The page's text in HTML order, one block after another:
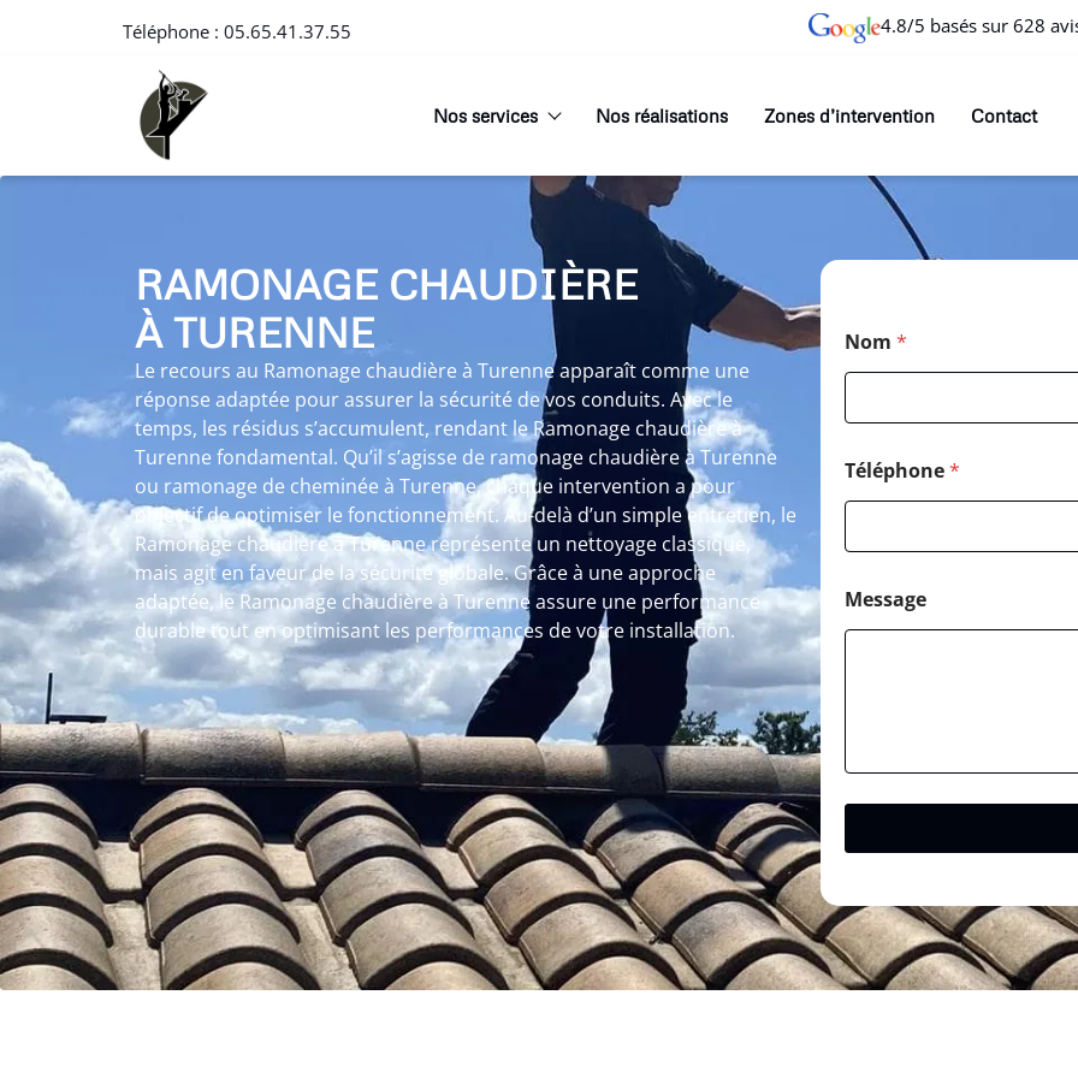
Téléphone : 05.65.41.37.55 4.8/5 basés sur 628
Nos services Nos réalisations Zones d’intervention Contact
RAMONAGE CHAUDIÈRE
À TURENNE
Le recours au Ramonage chaudière à Turenne apparaît comme une
réponse adaptée pour assurer la sécurité de vos conduits. Avec le
temps, les résidus s’accumulent, rendant le Ramonage chaudière à
Turenne fondamental. Qu’il s’agisse de ramonage chaudière à Turenne
ou ramonage de cheminée à Turenne, chaque intervention a pour
objectif de optimiser le fonctionnement. Au-delà d’un simple entretien, le
Ramonage chaudière à Turenne représente un nettoyage classique,
mais agit en faveur de la sécurité globale. Grâce à une approche
adaptée, le Ramonage chaudière à Turenne assure une performance
durable tout en optimisant les performances de votre installation.
Nom *
Téléphone*
Message